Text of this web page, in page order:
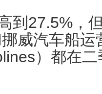
到27.5%，
威汽车船运
）都在